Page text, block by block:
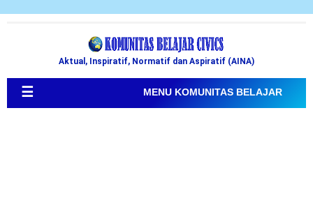
Aktual, Inspiratif, Normatif dan Aspiratif (AINA)
☰ MENU KOMUNITAS BELAJAR